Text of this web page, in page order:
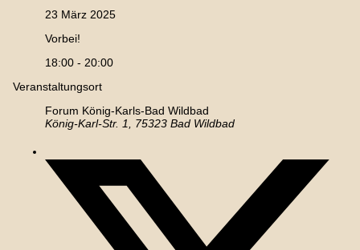
23 März 2025
Vorbei!
18:00 - 20:00
Veranstaltungsort
Forum König-Karls-Bad Wildbad
König-Karl-Str. 1, 75323 Bad Wildbad